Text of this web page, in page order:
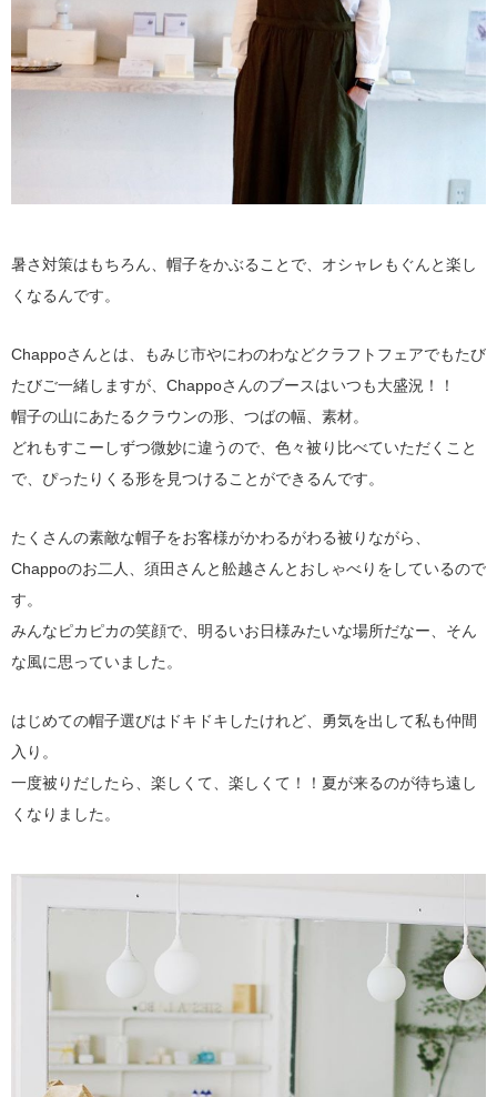
暑さ対策はもちろん、帽子をかぶることで、オシャレもぐんと楽し
くなるんです。
Chappoさんとは、もみじ市やにわのわなどクラフトフェアでもたび
たびご一緒しますが、Chappoさんのブースはいつも大盛況！！
帽子の山にあたるクラウンの形、つばの幅、素材。
どれもすこーしずつ微妙に違うので、色々被り比べていただくこと
で、ぴったりくる形を見つけることができるんです。
たくさんの素敵な帽子をお客様がかわるがわる被りながら、
Chappoのお二人、須田さんと舩越さんとおしゃべりをしているので
す。
みんなピカピカの笑顔で、明るいお日様みたいな場所だなー、そん
な風に思っていました。
はじめての帽子選びはドキドキしたけれど、勇気を出して私も仲間
入り。
一度被りだしたら、楽しくて、楽しくて！！夏が来るのが待ち遠し
くなりました。